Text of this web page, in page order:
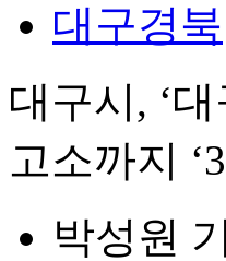
대구경북
대구시, ‘
고소까지
박성원